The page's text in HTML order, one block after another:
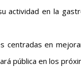
actividad en la
centradas en
pública en los